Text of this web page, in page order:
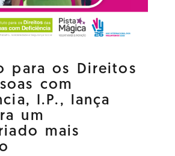
para os Direitos
com
I.P., lança
um
mais